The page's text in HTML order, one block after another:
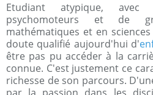
Etudiant atypique,
psychomoteurs et de
mathématiques et en
doute qualifié aujourd'hui d'
être pas pu accéder à la
connue. C'est justement ce
richesse de son parcours.